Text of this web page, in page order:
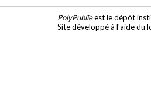
PolyPublieest le dépôt
Site développé à l'aide du